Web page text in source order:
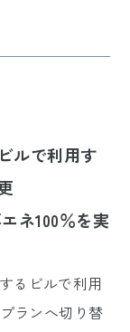
ルで利用す
ネ100％を実
るビルで利用
ランへ切り替